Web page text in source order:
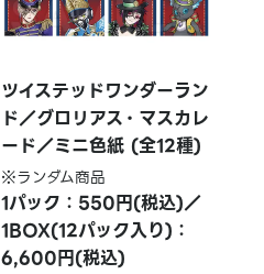
ツイステッドワンダーラン
ド／グロリアス・マスカレ
ード／ミニ色紙 (全12種)
※ランダム商品
1パック：550円(税込)／
1BOX(12パック入り)：
6,600円(税込)